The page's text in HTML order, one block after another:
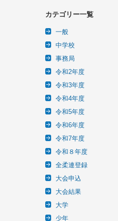
カテゴリー一覧
一般
中学校
事務局
令和2年度
令和3年度
令和4年度
令和5年度
令和6年度
令和7年度
令和８年度
全柔連登録
大会申込
大会結果
大学
少年